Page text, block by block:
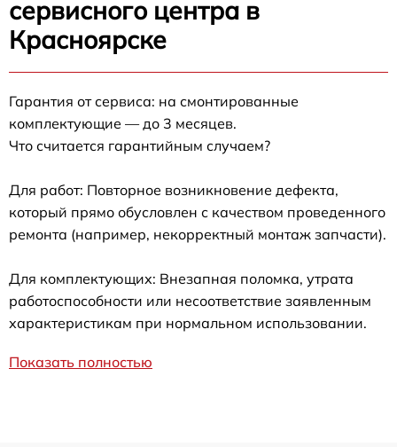
сервисного центра в
Красноярске
Гарантия от сервиса: на смонтированные
комплектующие — до 3 месяцев.
Что считается гарантийным случаем?
Для работ: Повторное возникновение дефекта,
который прямо обусловлен с качеством проведенного
ремонта (например, некорректный монтаж запчасти).
Для комплектующих: Внезапная поломка, утрата
работоспособности или несоответствие заявленным
характеристикам при нормальном использовании.
Показать полностью